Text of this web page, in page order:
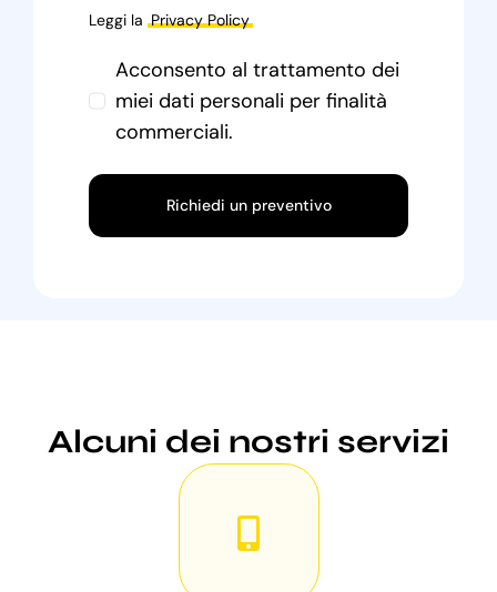
Leggi la Privacy Policy
Acconsento al trattamento dei
miei dati personali per finalità
commerciali.
Richiedi un preventivo
Alcuni dei nostri servizi